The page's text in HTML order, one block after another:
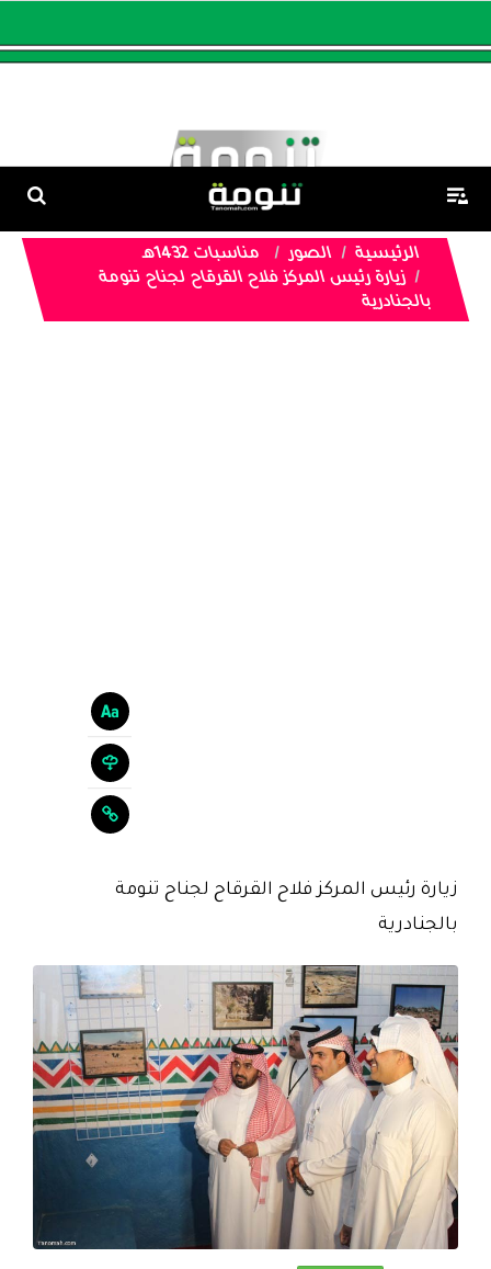
الرئيسية الصور
مناسبات 1432هـ
زيارة رئيس المركز فلاح القرقاح لجناح تنومة
بالجنادرية
زيارة رئيس المركز فلاح القرقاح لجناح تنومة
بالجنادرية